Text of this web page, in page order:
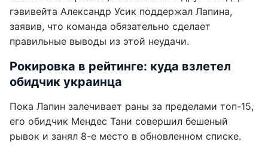
гэвивейта Александр Усик поддержал Лапина,
заявив, что команда обязательно сделает
правильные выводы из этой неудачи.
Рокировка в рейтинге: куда взлетел
обидчик украинца
Пока Лапин залечивает раны за пределами топ-15,
его обидчик Мендес Тани совершил бешеный
рывок и занял 8-е место в обновленном списке.